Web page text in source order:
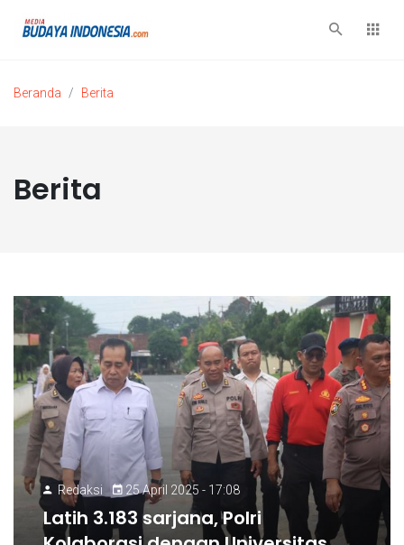
Beranda Berita
Berita
Redaksi 25 April 2025 - 17:08
Latih 3.183 sarjana, Polri